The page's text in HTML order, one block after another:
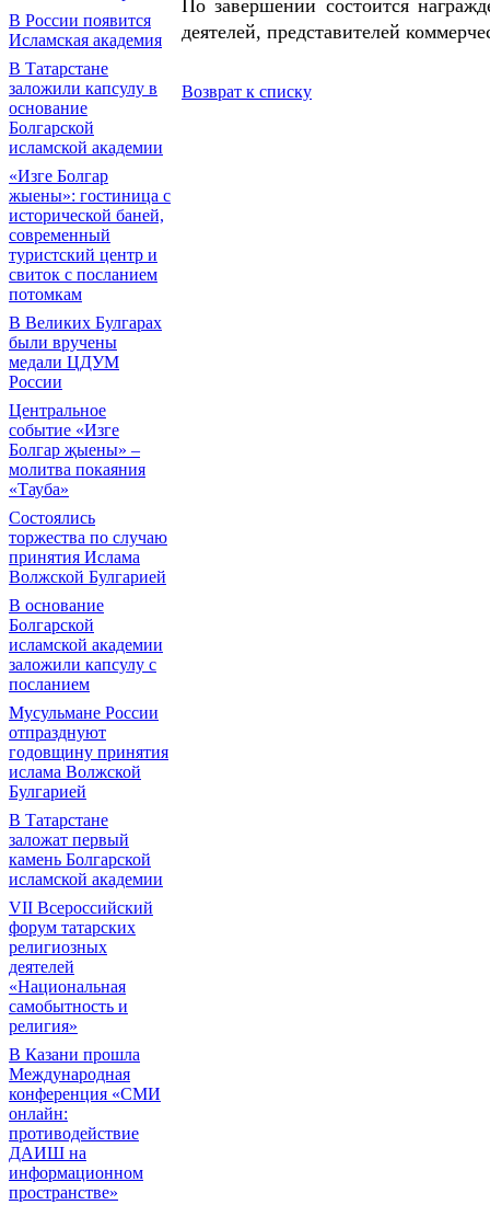
В России появится
Исламская академия
В Татарстане
заложили капсулу в
основание
Болгарской
исламской академии
«Изге Болгар
жыены»: гостиница с
исторической баней,
современный
туристский центр и
свиток с посланием
потомкам
В Великих Булгарах
были вручены
медали ЦДУМ
России
Центральное
событие «Изге
Болгар җыены» –
молитва покаяния
«Тауба»
Состоялись
торжества по случаю
принятия Ислама
Волжской Булгарией
В основание
Болгарской
исламской академии
заложили капсулу с
посланием
Мусульмане России
отпразднуют
годовщину принятия
ислама Волжской
Булгарией
В Татарстане
заложат первый
камень Болгарской
исламской академии
VII Всероссийский
форум татарских
религиозных
деятелей
«Национальная
самобытность и
религия»
В Казани прошла
Международная
конференция «СМИ
онлайн:
противодействие
ДАИШ на
информационном
пространстве»
По завершении состоится
деятелей, представителей
Возврат к списку